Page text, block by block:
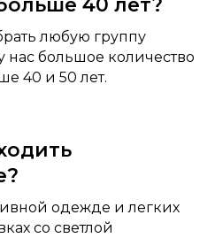
40 лет?
любую группу
нас большое количество
40 и 50 лет.
одежде и легких
со светлой